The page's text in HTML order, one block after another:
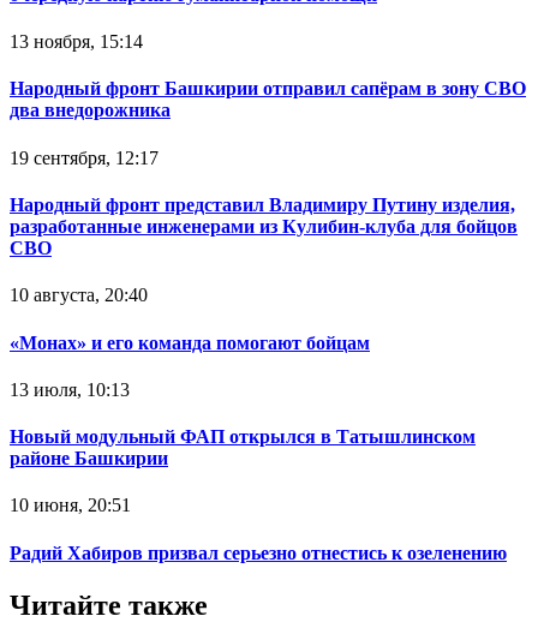
13 ноября, 15:14
Народный фронт Башкирии отправил сапёрам в зону СВО
два внедорожника
19 сентября, 12:17
Народный фронт представил Владимиру Путину изделия,
разработанные инженерами из Кулибин-клуба для бойцов
СВО
10 августа, 20:40
«Монах» и его команда помогают бойцам
13 июля, 10:13
Новый модульный ФАП открылся в Татышлинском
районе Башкирии
10 июня, 20:51
Радий Хабиров призвал серьезно отнестись к озеленению
Читайте также